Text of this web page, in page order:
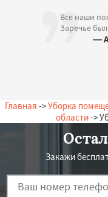
Все наши
Заречье
—
Главная ->Уборка
области->
Закажи